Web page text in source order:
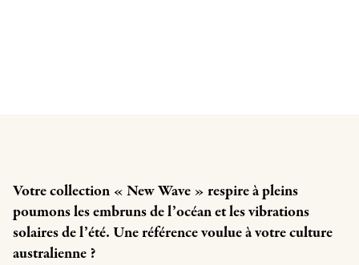
Votre collection « New Wave » respire à pleins
poumons les embruns de l’océan et les vibrations
solaires de l’été. Une référence voulue à votre culture
australienne ?